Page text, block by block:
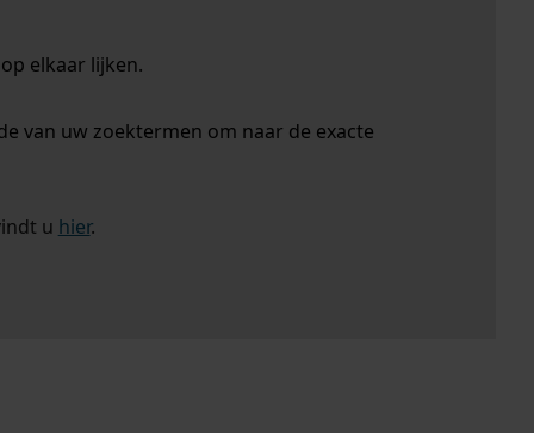
elkaar lijken.
van uw zoektermen om naar de exacte
u hier.